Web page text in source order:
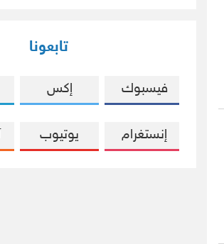
تابعونا
فيسبوك إكس
إنستغرام يوتيوب